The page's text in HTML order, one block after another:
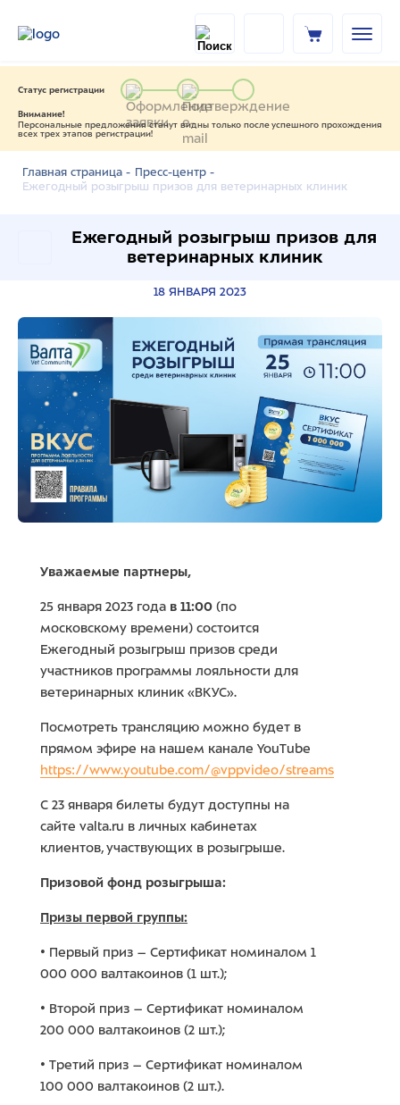
Статус регистрации
Внимание!
Персональные предложения станут видны только после успешного прохождения
всех трех этапов регистрации!
Главная страница - Пресс-центр -
Ежегодный розыгрыш призов для ветеринарных клиник
Ежегодный розыгрыш призов для
ветеринарных клиник
18 ЯНВАРЯ 2023
Уважаемые партнеры,
25 января 2023 года в 11:00 (по
московскому времени) состоится
Ежегодный розыгрыш призов среди
участников программы лояльности для
ветеринарных клиник «ВКУС».
Посмотреть трансляцию можно будет в
прямом эфире на нашем канале YouTube
https://www.youtube.com/@vppvideo/streams
С 23 января билеты будут доступны на
сайте valta.ru в личных кабинетах
клиентов, участвующих в розыгрыше.
Призовой фонд розыгрыша:
Призы первой группы:
• Первый приз – Сертификат номиналом 1
000 000 валтакоинов (1 шт.);
• Второй приз – Сертификат номиналом
200 000 валтакоинов (2 шт.);
• Третий приз – Сертификат номиналом
100 000 валтакоинов (2 шт.).